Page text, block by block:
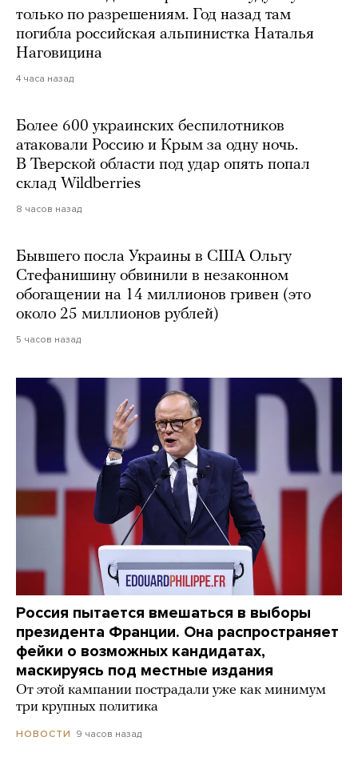
только по разрешениям. Год назад там
погибла российская альпинистка Наталья
Наговицина
4 часа назад
Более 600 украинских беспилотников
атаковали Россию и Крым за одну ночь.
В Тверской области под удар опять попал
склад Wildberries
8 часов назад
Бывшего посла Украины в США Ольгу
Стефанишину обвинили в незаконном
обогащении на 14 миллионов гривен (это
около 25 миллионов рублей)
5 часов назад
Россия пытается вмешаться в выборы
президента Франции. Она распространяет
фейки о возможных кандидатах,
маскируясь под местные издания
От этой кампании пострадали уже как минимум
три крупных политика
НОВОСТИ 9 часов назад